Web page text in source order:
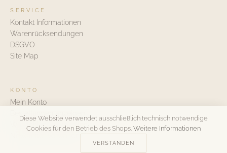
SERVICE
Kontakt Informationen
Warenrücksendungen
DSGVO
Site Map
KONTO
Mein Konto
Bestellungen anzeigen
Wunschliste bearbeiten
Diese Website verwendet ausschließlich technisch notwendige
Cookies für den Betrieb des Shops. Weitere Informationen
VERSTANDEN